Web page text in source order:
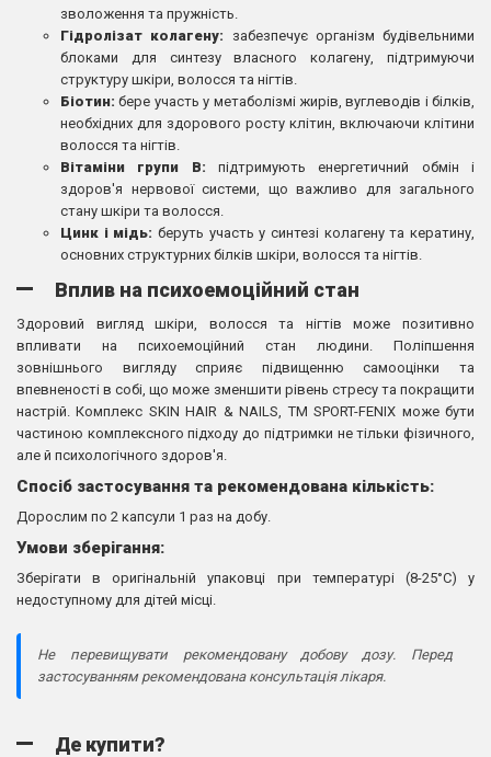
зволоження та пружність.
Гідролізат колагену: забезпечує організм будівельними
блоками для синтезу власного колагену, підтримуючи
структуру шкіри, волосся та нігтів.
Біотин: бере участь у метаболізмі жирів, вуглеводів і білків,
необхідних для здорового росту клітин, включаючи клітини
волосся та нігтів.
Вітаміни групи B: підтримують енергетичний обмін і
здоров'я нервової системи, що важливо для загального
стану шкіри та волосся.
Цинк і мідь: беруть участь у синтезі колагену та кератину,
основних структурних білків шкіри, волосся та нігтів.
Вплив на психоемоційний стан
Здоровий вигляд шкіри, волосся та нігтів може позитивно
впливати на психоемоційний стан людини. Поліпшення
зовнішнього вигляду сприяє підвищенню самооцінки та
впевненості в собі, що може зменшити рівень стресу та покращити
настрій. Комплекс SKIN HAIR & NAILS, TM SPORT-FENIX може бути
частиною комплексного підходу до підтримки не тільки фізичного,
але й психологічного здоров'я.
Спосіб застосування та рекомендована кількість:
Дорослим по 2 капсули 1 раз на добу.
Умови зберігання:
Зберігати в оригінальній упаковці при температурі (8-25°C) у
недоступному для дітей місці.
Не перевищувати рекомендовану добову дозу. Перед
застосуванням рекомендована консультація лікаря.
Де купити?